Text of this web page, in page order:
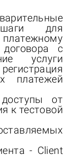
шаги для
с
услуги
платежей
от
к тестовой
- Client